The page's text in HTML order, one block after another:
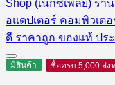
มีสินค้า ซื้อครบ 5,000 ส่ง